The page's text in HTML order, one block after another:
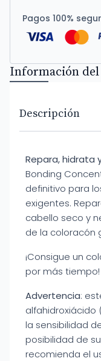
Pagos 100%
Información
Descripción
Repara, hidrata
Bonding
definitivo para
exigentes.
cabello seco y
de la coloracón
¡Consigue un
por más tiempo!
Advertencia:
alfahidroxiácido
la sensibilidad
posibilidad de
recomienda el